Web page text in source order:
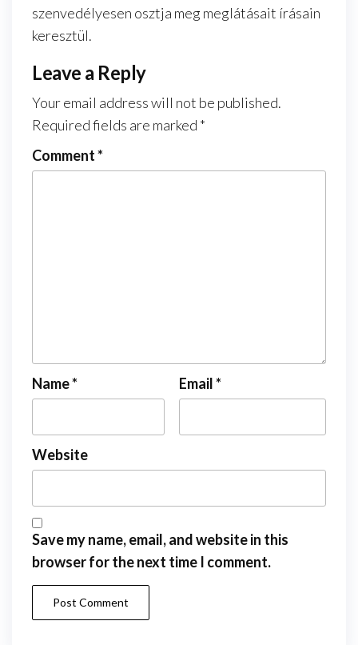
szenvedélyesen osztja meg meglátásait írásain
keresztül.
Leave a Reply
Your email address will not be published.
Required fields are marked *
Comment*
Name* Email*
Website
Save my name, email, and website in this
browser for the next time I comment.